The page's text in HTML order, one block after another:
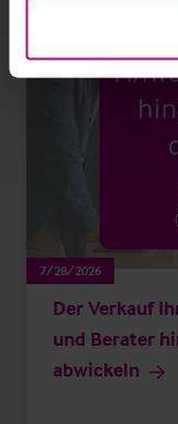
7/28/2026
Der Verkauf
und Berater
abwickeln